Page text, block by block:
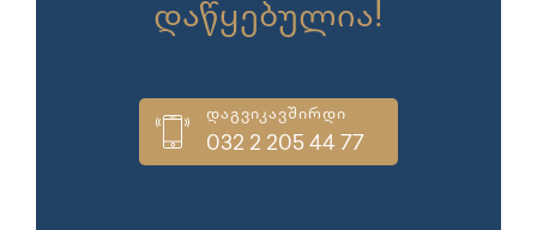
დაწყებულია!
დაგვიკავშირდი
032 2 205 44 77